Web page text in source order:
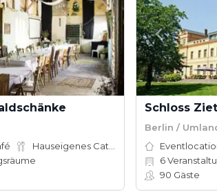
Schloss
Berlin /
6
90 Gäste